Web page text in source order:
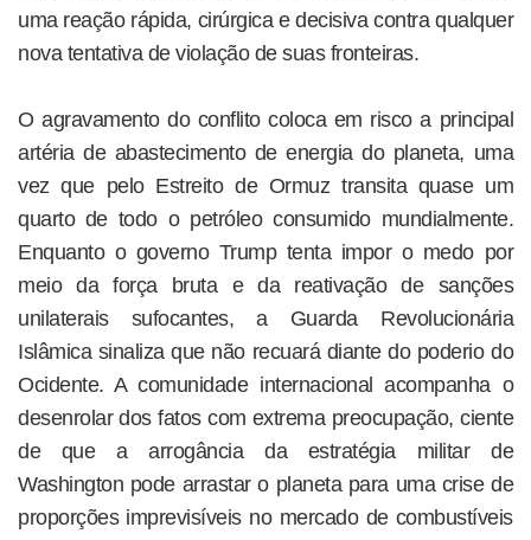
uma reação rápida, cirúrgica e decisiva contra qualquer
nova tentativa de violação de suas fronteiras.
O agravamento do conflito coloca em risco a principal
artéria de abastecimento de energia do planeta, uma
vez que pelo Estreito de Ormuz transita quase um
quarto de todo o petróleo consumido mundialmente.
Enquanto o governo Trump tenta impor o medo por
meio da força bruta e da reativação de sanções
unilaterais sufocantes, a Guarda Revolucionária
Islâmica sinaliza que não recuará diante do poderio do
Ocidente. A comunidade internacional acompanha o
desenrolar dos fatos com extrema preocupação, ciente
de que a arrogância da estratégia militar de
Washington pode arrastar o planeta para uma crise de
proporções imprevisíveis no mercado de combustíveis